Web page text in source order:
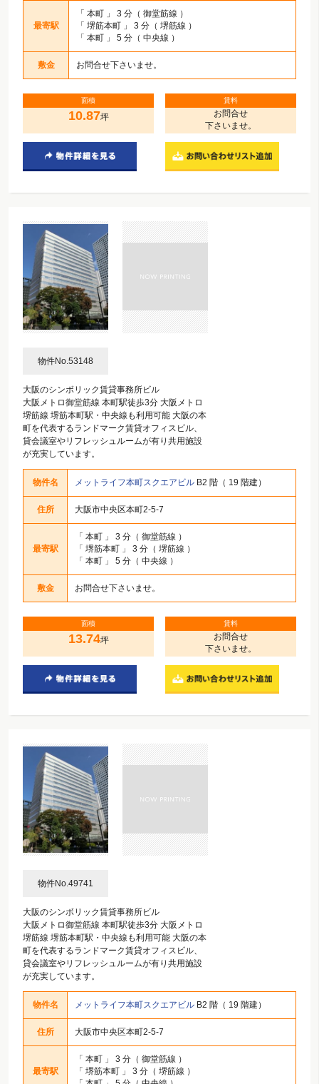
最寄駅
「 本町 」 3 分（ 御堂筋線 ）
「 堺筋本町 」 3 分（ 堺筋線 ）
「 本町 」 5 分（ 中央線 ）
敷金 お問合せ下さいませ。
面積
10.87坪
賃料
お問合せ
下さいませ。
物件No.53148
大阪のシンボリック賃貸事務所ビル
大阪メトロ御堂筋線 本町駅徒歩3分 大阪メトロ
堺筋線 堺筋本町駅・中央線も利用可能 大阪の本
町を代表するランドマーク賃貸オフィスビル、
貸会議室やリフレッシュルームが有り共用施設
が充実しています。
物件名 メットライフ本町スクエアビル B2 階（ 19 階建）
住所 大阪市中央区本町2-5-7
最寄駅
「 本町 」 3 分（ 御堂筋線 ）
「 堺筋本町 」 3 分（ 堺筋線 ）
「 本町 」 5 分（ 中央線 ）
敷金 お問合せ下さいませ。
面積
13.74坪
賃料
お問合せ
下さいませ。
物件No.49741
大阪のシンボリック賃貸事務所ビル
大阪メトロ御堂筋線 本町駅徒歩3分 大阪メトロ
堺筋線 堺筋本町駅・中央線も利用可能 大阪の本
町を代表するランドマーク賃貸オフィスビル、
貸会議室やリフレッシュルームが有り共用施設
が充実しています。
物件名 メットライフ本町スクエアビル B2 階（ 19 階建）
住所 大阪市中央区本町2-5-7
最寄駅
「 本町 」 3 分（ 御堂筋線 ）
「 堺筋本町 」 3 分（ 堺筋線 ）